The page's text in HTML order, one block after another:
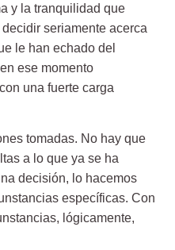
y la tranquilidad que
seriamente acerca
le han echado del
ese momento
una fuerte carga
tomadas. No hay que
a lo que ya se ha
decisión, lo hacemos
específicas. Con
lógicamente,